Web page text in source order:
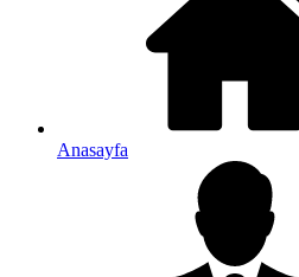
Anasayfa